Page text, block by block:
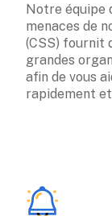
Notre équipe
menaces de
(CSS) fournit
grandes
afin de vous
rapidement